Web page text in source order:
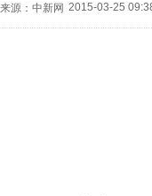
来源：中新网 2015-03-25